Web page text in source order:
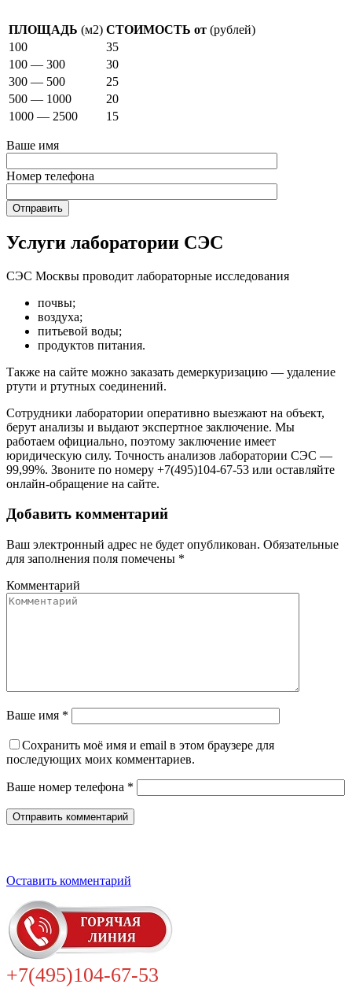
ПЛОЩАДЬ (м2) СТОИМОСТЬ от (рублей)
100
35
100 — 300
30
300 — 500
25
500 — 1000
20
1000 — 2500
15
Ваше имя
Номер телефона
Услуги лаборатории СЭС
СЭС Москвы проводит лабораторные исследования
почвы;
воздуха;
питьевой воды;
продуктов питания.
Также на сайте можно заказать демеркуризацию — удаление
ртути и ртутных соединений.
Сотрудники лаборатории оперативно выезжают на объект,
берут анализы и выдают экспертное заключение. Мы
работаем официально, поэтому заключение имеет
юридическую силу. Точность анализов лаборатории СЭС —
99,99%. Звоните по номеру +7(495)104-67-53 или оставляйте
онлайн-обращение на сайте.
Добавить комментарий
Ваш электронный адрес не будет опубликован. Обязательные
для заполнения поля помечены *
Комментарий
Ваше имя *
Сохранить моё имя и email в этом браузере для
последующих моих комментариев.
Ваше номер телефона *
Оставить комментарий
+7(495)104-67-53